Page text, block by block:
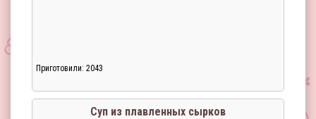
Приготовили: 2043
Суп из плавленных сырков